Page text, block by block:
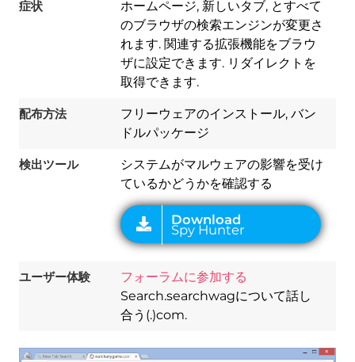
症状
ホームページ, 新しいタブ, とすべて
のブラウザの検索エンジンが変更さ
れます. 関連する拡張機能をブラウ
ザに設定できます. リダイレクトを
取得できます.
配布方法
フリーウェアのインストール, バン
ドルパッケージ
検出ツール
システムがマルウェアの影響を受け
ているかどうかを確認する
Download
Spy Hunter
ユーザー体験
フォーラムに参加する
Search.searchwagについて話し
合う(.)com.